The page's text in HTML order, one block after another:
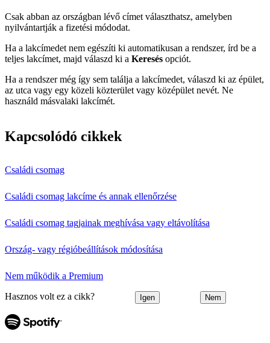
Csak abban az országban lévő címet választhatsz, amelyben
nyilvántartják a fizetési módodat.
Ha a lakcímedet nem egészíti ki automatikusan a rendszer, írd be a
teljes lakcímet, majd válaszd ki a Keresés opciót.
Ha a rendszer még így sem találja a lakcímedet, válaszd ki az épület,
az utca vagy egy közeli közterület vagy középület nevét. Ne
használd másvalaki lakcímét.
Kapcsolódó cikkek
Családi csomag
Családi csomag lakcíme és annak ellenőrzése
Családi csomag tagjainak meghívása vagy eltávolítása
Ország- vagy régióbeállítások módosítása
Nem működik a Premium
Hasznos volt ez a cikk? Igen Nem